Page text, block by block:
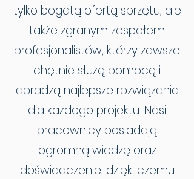
tylko bogatą ofertą sprzętu, ale
także zgranym zespołem
profesjonalistów, którzy zawsze
chętnie służą pomocą i
doradzą najlepsze rozwiązania
dla każdego projektu. Nasi
pracownicy posiadają
ogromną wiedzę oraz
doświadczenie, dzięki czemu